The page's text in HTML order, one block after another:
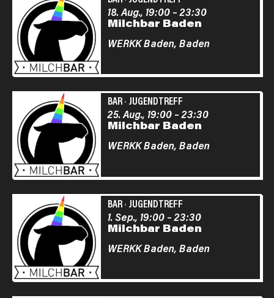
Milchbar Baden
18. Aug., 19:00–23:30
WERKK Baden, Baden
BAR· JUGENDTREFF
Milchbar Baden
25. Aug., 19:00–23:30
WERKK Baden, Baden
BAR· JUGENDTREFF
Milchbar Baden
1. Sep., 19:00–23:30
WERKK Baden, Baden